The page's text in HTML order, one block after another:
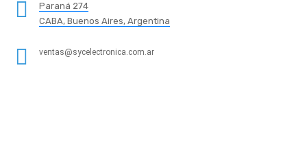
Paraná 274
CABA, Buenos Aires, Argentina
ventas@sycelectronica.com.ar